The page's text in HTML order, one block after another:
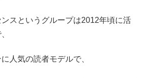
スというグループは2012年頃に活
人気の読者モデルで、